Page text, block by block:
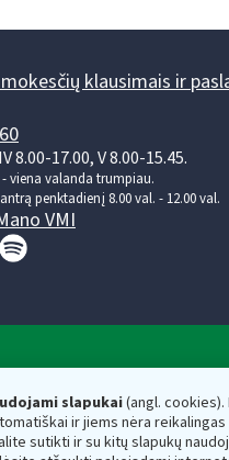
slapukai(angl. cookies).
ir jiems nėra reikalingas
sutikti ir su kitų slapukų
klausimais ir
8.00-17.00, V 8.00-15.45.
viena valanda trumpiau.
penktadienį 8.00 val. - 12.00 val.
VMI
ministerijos
asmens kodas — 188659752,